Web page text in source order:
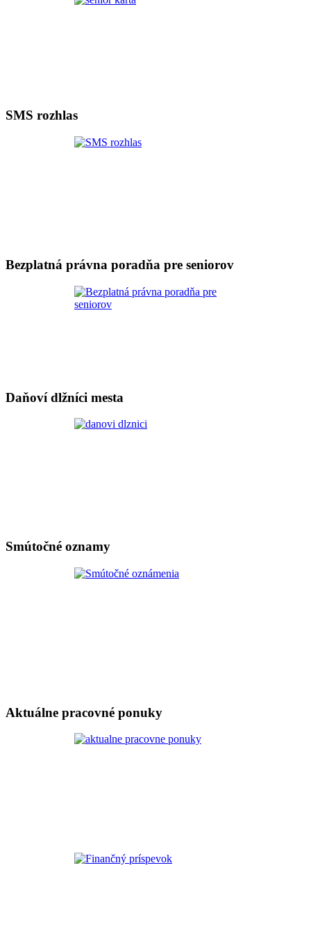
SMS rozhlas
Bezplatná právna poradňa pre seniorov
Daňoví dlžníci mesta
Smútočné oznamy
Aktuálne pracovné ponuky